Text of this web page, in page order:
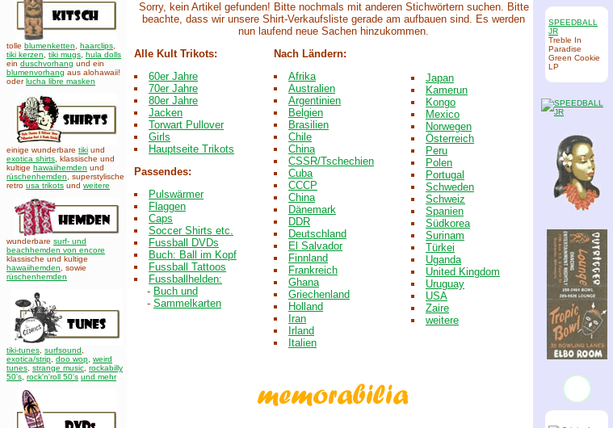
tolle blumenketten haarclips
tiki kerzen
tiki mugs hula dolls
ein duschvorhang und ein
blumenvorhang aus alohawaii!
oderlucha libre masken
einige wunderbare tiki und
exotica shirts , klassische und
kultige hawaiihemden und
rüschenhemden , superstylische
retro usa trikots und weitere
wunderbare surf- und
beachhemden von encore
klassische und kultige
hawaiihemden
sowie
rüschenhemden
tiki-tunes surfsound
exotica/strip doo wop weird
tunes strange music rockabilly
50's rock'n'roll 50's und mehr
Sorry, kein Artikel gefunden! Bitte nochmals mit anderen Stichwörtern suchen. Bitte
beachte, dass wir unsere Shirt-Verkaufsliste gerade am aufbauen sind. Es werden
nun laufend neue Sachen hinzukommen.
Alle Kult Trikots:
60er Jahre
70er Jahre
80er Jahre
Jacken
Torwart Pullover
Girls
Hauptseite Trikots
Passendes:
Pulswärmer
Flaggen
Caps
Soccer Shirts etc.
Fussball DVDs
Buch: Ball im Kopf
Fussball Tattoos
Fussballhelden:
- Buch und
- Sammelkarten
Nach Ländern:
Afrika
Australien
Argentinien
Belgien
Brasilien
Chile
China
CSSR/Tschechien
Cuba
CCCP
China
Dänemark
DDR
Deutschland
El Salvador
Finnland
Frankreich
Ghana
Griechenland
Holland
Iran
Irland
Italien
Japan
Kamerun
Kongo
Mexico
Norwegen
Österreich
Peru
Polen
Portugal
Schweden
Schweiz
Spanien
Südkorea
Surinam
Türkei
Uganda
United Kingdom
Uruguay
USA
Zaire
weitere
SPEEDBALL
JR
Treble In
Paradise
Green Cookie
LP